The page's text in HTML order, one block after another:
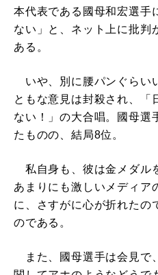
本代表である國母和宏選手
ない」と、ネット上に批判
ある。
いや、別に腰パンぐらい
ともな意見は封殺され、「
ない！」の大合唱。國母選
たものの、結局8位。
私自身も、彼は金メダル
あまりにも激しいメディア
に、さすがに心が折れたの
のである。
また、國母選手は会見で